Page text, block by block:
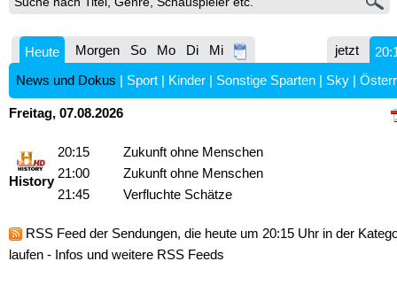
Heute Morgen So Mo Di Mi jetzt
News und Dokus | Sport | Kinder | Sonstige Sparten | Sky |
Freitag, 07.08.2026
History
20:15
Zukunft ohne Menschen
21:00
Zukunft ohne Menschen
21:45
Verfluchte Schätze
RSS Feed der Sendungen, die heute um 20:15 Uhr in der
laufen - Infos und weitere RSS Feeds